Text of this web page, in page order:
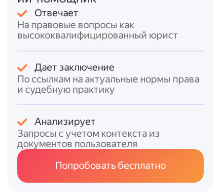
сведения о правообладателе
предоставляются только:
- самому правообладателю или его
законному представителю;
- лицам с доверенностью от
правообладателя;
- залогодержателю;
- ряду госорганов и иных указанных в
Формы выписок утверждены приказом
Росреестра, а порядок и размеры платы —
Итоговый ответ
Отвечает
На правовые вопросы как
высококвалифицированный юрист
Дает заключение
По ссылкам на актуальные нормы права
и судебную практику
Анализирует
Запросы с учетом контекста из
документов пользователя
Попробовать бесплатно